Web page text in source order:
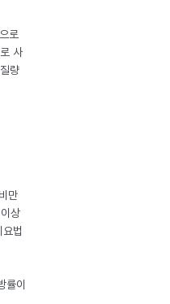
로
사
량
만
상
법
률이